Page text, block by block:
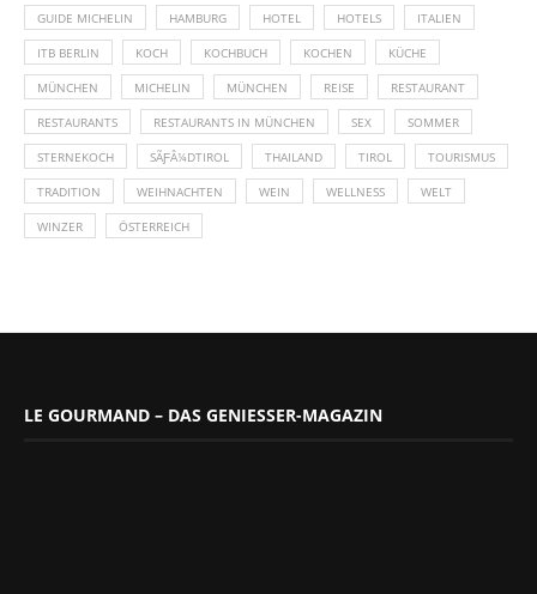
GUIDE MICHELIN HAMBURG HOTEL HOTELS ITALIEN
ITB BERLIN KOCH KOCHBUCH KOCHEN KÜCHE
MÜNCHEN MICHELIN MÜNCHEN REISE RESTAURANT
RESTAURANTS RESTAURANTS IN MÜNCHEN SEX SOMMER
STERNEKOCH SÃƑÂ¼DTIROL THAILAND TIROL TOURISMUS
TRADITION WEIHNACHTEN WEIN WELLNESS WELT
WINZER ÖSTERREICH
LE GOURMAND – DAS GENIESSER-MAGAZIN